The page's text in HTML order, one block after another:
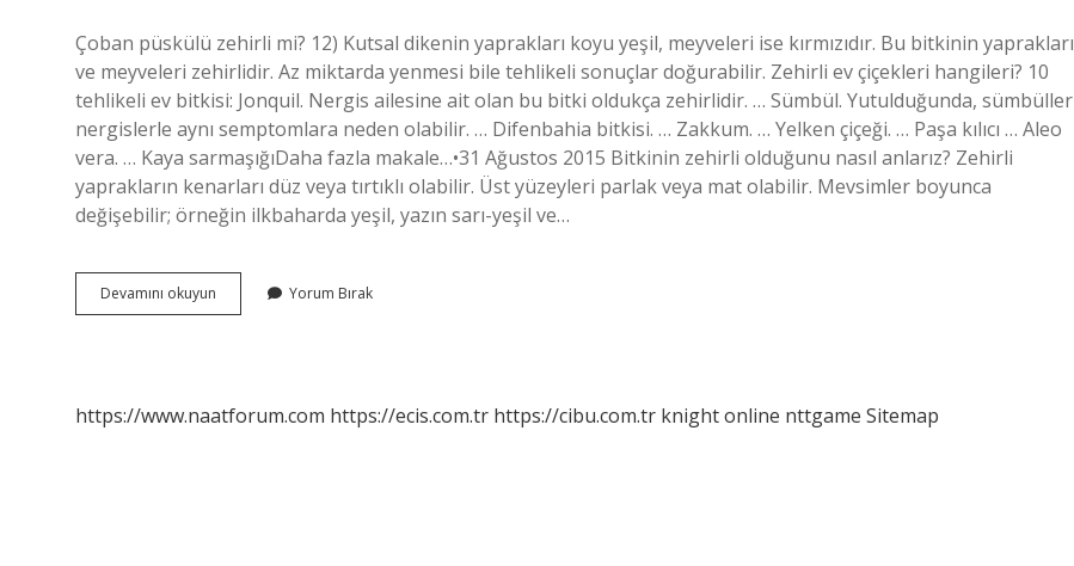
Çoban püskülü zehirli mi? 12) Kutsal dikenin yaprakları koyu yeşil, meyveleri ise kırmızıdır. Bu bitkinin yaprakları
ve meyveleri zehirlidir. Az miktarda yenmesi bile tehlikeli sonuçlar doğurabilir. Zehirli ev çiçekleri hangileri? 10
tehlikeli ev bitkisi: Jonquil. Nergis ailesine ait olan bu bitki oldukça zehirlidir. … Sümbül. Yutulduğunda, sümbüller
nergislerle aynı semptomlara neden olabilir. … Difenbahia bitkisi. … Zakkum. … Yelken çiçeği. … Paşa kılıcı … Aleo
vera. … Kaya sarmaşığıDaha fazla makale…•31 Ağustos 2015 Bitkinin zehirli olduğunu nasıl anlarız? Zehirli
yaprakların kenarları düz veya tırtıklı olabilir. Üst yüzeyleri parlak veya mat olabilir. Mevsimler boyunca
değişebilir; örneğin ilkbaharda yeşil, yazın sarı-yeşil ve…
Devamını okuyun Çobanpüskülü
Zehirli
Yorum Bırak
https://www.naatforum.com https://ecis.com.tr https://cibu.com.tr knight online nttgame Sitemap